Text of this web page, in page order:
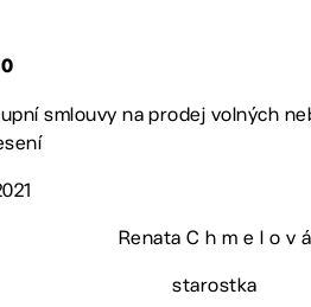
smlouvy na prodej volných
Renata C h m e l o v á
starostka